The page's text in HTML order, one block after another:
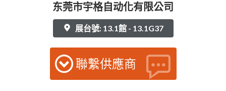
东莞市宇格自动化有限公司
展台號: 13.1館 - 13.1G37
聯繫供應商